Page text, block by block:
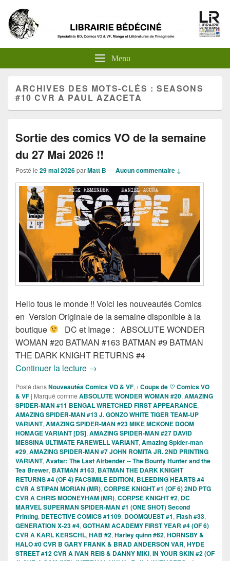
Menu
ARCHIVES DES MOTS-CLÉS :SEASONS
#10 CVR A PAUL AZACETA
Sortie des comics VO de la semaine
du 27 Mai 2026 !!
Posté le 29 mai 2026parMatt B —Aucun commentaire ↓
Hello tous le monde !! Voici les nouveautés Comics
en Version Originale de la semaine disponible à la
boutique
DC et Image : ABSOLUTE WONDER
WOMAN #20 BATMAN #163 BATMAN #9 BATMAN
THE DARK KNIGHT RETURNS #4
Continuer la lecture Sortie des comics VO de la semaine
→
Posté dansNouveautés Comics VO & VF, › Coups de ♡ Comics VO
& VF | Marqué comme ABSOLUTE WONDER WOMAN #20, AMAZING
SPIDER-MAN #11 BENGAL WRETCHED FIRST APPEARANCE,
AMAZING SPIDER-MAN #13 J. GONZO WHITE TIGER TEAM-UP
VARIANT, AMAZING SPIDER-MAN #23 MIKE MCKONE DOOM
HOMAGE VARIANT [DS], AMAZING SPIDER-MAN #27 DAVID
MESSINA ULTIMATE FAREWELL VARIANT, Amazing Spider-man
#29, AMAZING SPIDER-MAN #7 JOHN ROMITA JR. 2ND PRINTING
VARIANT, Avatar: The Last Airbender -- The Bounty Hunter and the
Tea Brewer, BATMAN #163, BATMAN THE DARK KNIGHT
RETURNS #4 (OF 4) FACSIMILE EDITION, BLEEDING HEARTS #4
CVR A STIPAN MORIAN (MR), CORPSE KNIGHT #1 (OF 6) 2ND PTG
CVR A CHRIS MOONEYHAM (MR), CORPSE KNIGHT #2, DC
MARVEL SUPERMAN SPIDER-MAN #1 (ONE SHOT) Second
Printing, DETECTIVE COMICS #1109, DOOMQUEST #1, Flash #33,
GENERATION X-23 #4, GOTHAM ACADEMY FIRST YEAR #4 (OF 6)
CVR A KARL KERSCHL, HAB #2, Harley quinn #62, HORNSBY &
HALO #0 CVR B GARY FRANK & BRAD ANDERSON VAR, HYDE
STREET #12 CVR A IVAN REIS & DANNY MIKI, IN YOUR SKIN #2 (OF